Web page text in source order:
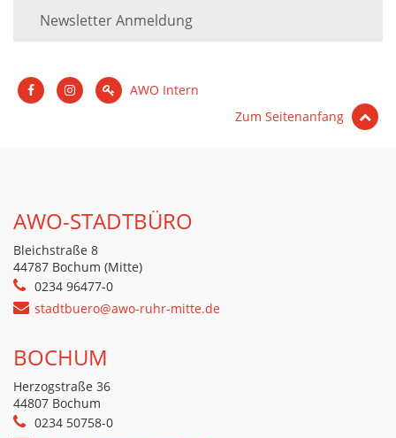
Newsletter Anmeldung
AWO Intern
Zum Seitenanfang
AWO-STADTBÜRO
Bleichstraße 8
44787 Bochum (Mitte)
0234 96477-0
stadtbuero@awo-ruhr-mitte.de
BOCHUM
Herzogstraße 36
44807 Bochum
0234 50758-0